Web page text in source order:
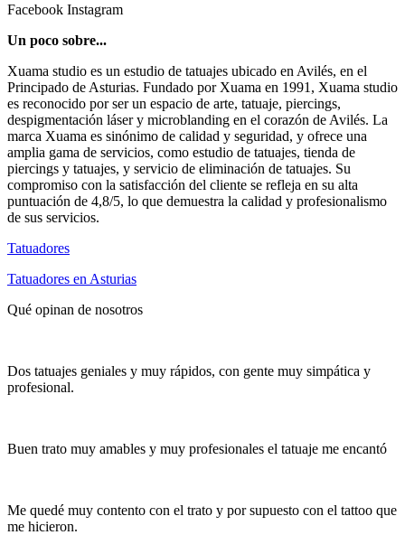
Facebook Instagram
Un poco sobre...
Xuama studio es un estudio de tatuajes ubicado en Avilés, en el
Principado de Asturias. Fundado por Xuama en 1991, Xuama studio
es reconocido por ser un espacio de arte, tatuaje, piercings,
despigmentación láser y microblanding en el corazón de Avilés. La
marca Xuama es sinónimo de calidad y seguridad, y ofrece una
amplia gama de servicios, como estudio de tatuajes, tienda de
piercings y tatuajes, y servicio de eliminación de tatuajes. Su
compromiso con la satisfacción del cliente se refleja en su alta
puntuación de 4,8/5, lo que demuestra la calidad y profesionalismo
de sus servicios.
Tatuadores
Tatuadores en Asturias
Qué opinan de nosotros
Dos tatuajes geniales y muy rápidos, con gente muy simpática y
profesional.
Buen trato muy amables y muy profesionales el tatuaje me encantó
Me quedé muy contento con el trato y por supuesto con el tattoo que
me hicieron.